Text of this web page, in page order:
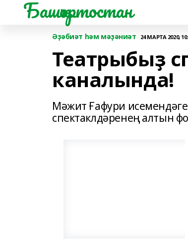
Башҡортостан
Әҙәбиәт һәм мәҙәниәт 24 МАРТА 2020,
Театрыбыҙ
каналында!
Мәжит Ғафури
спектаклдәренең алтын